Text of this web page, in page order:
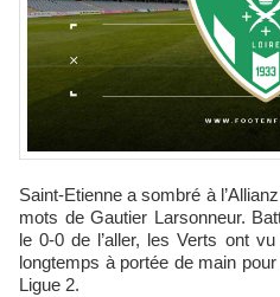
Saint-Etienne a sombré à l’Allianz Riviera, et ça se voit dans les
mots de Gautier Larsonneur.
le 0-0 de l’aller, les Verts ont
longtemps à portée de main
Ligue 2.